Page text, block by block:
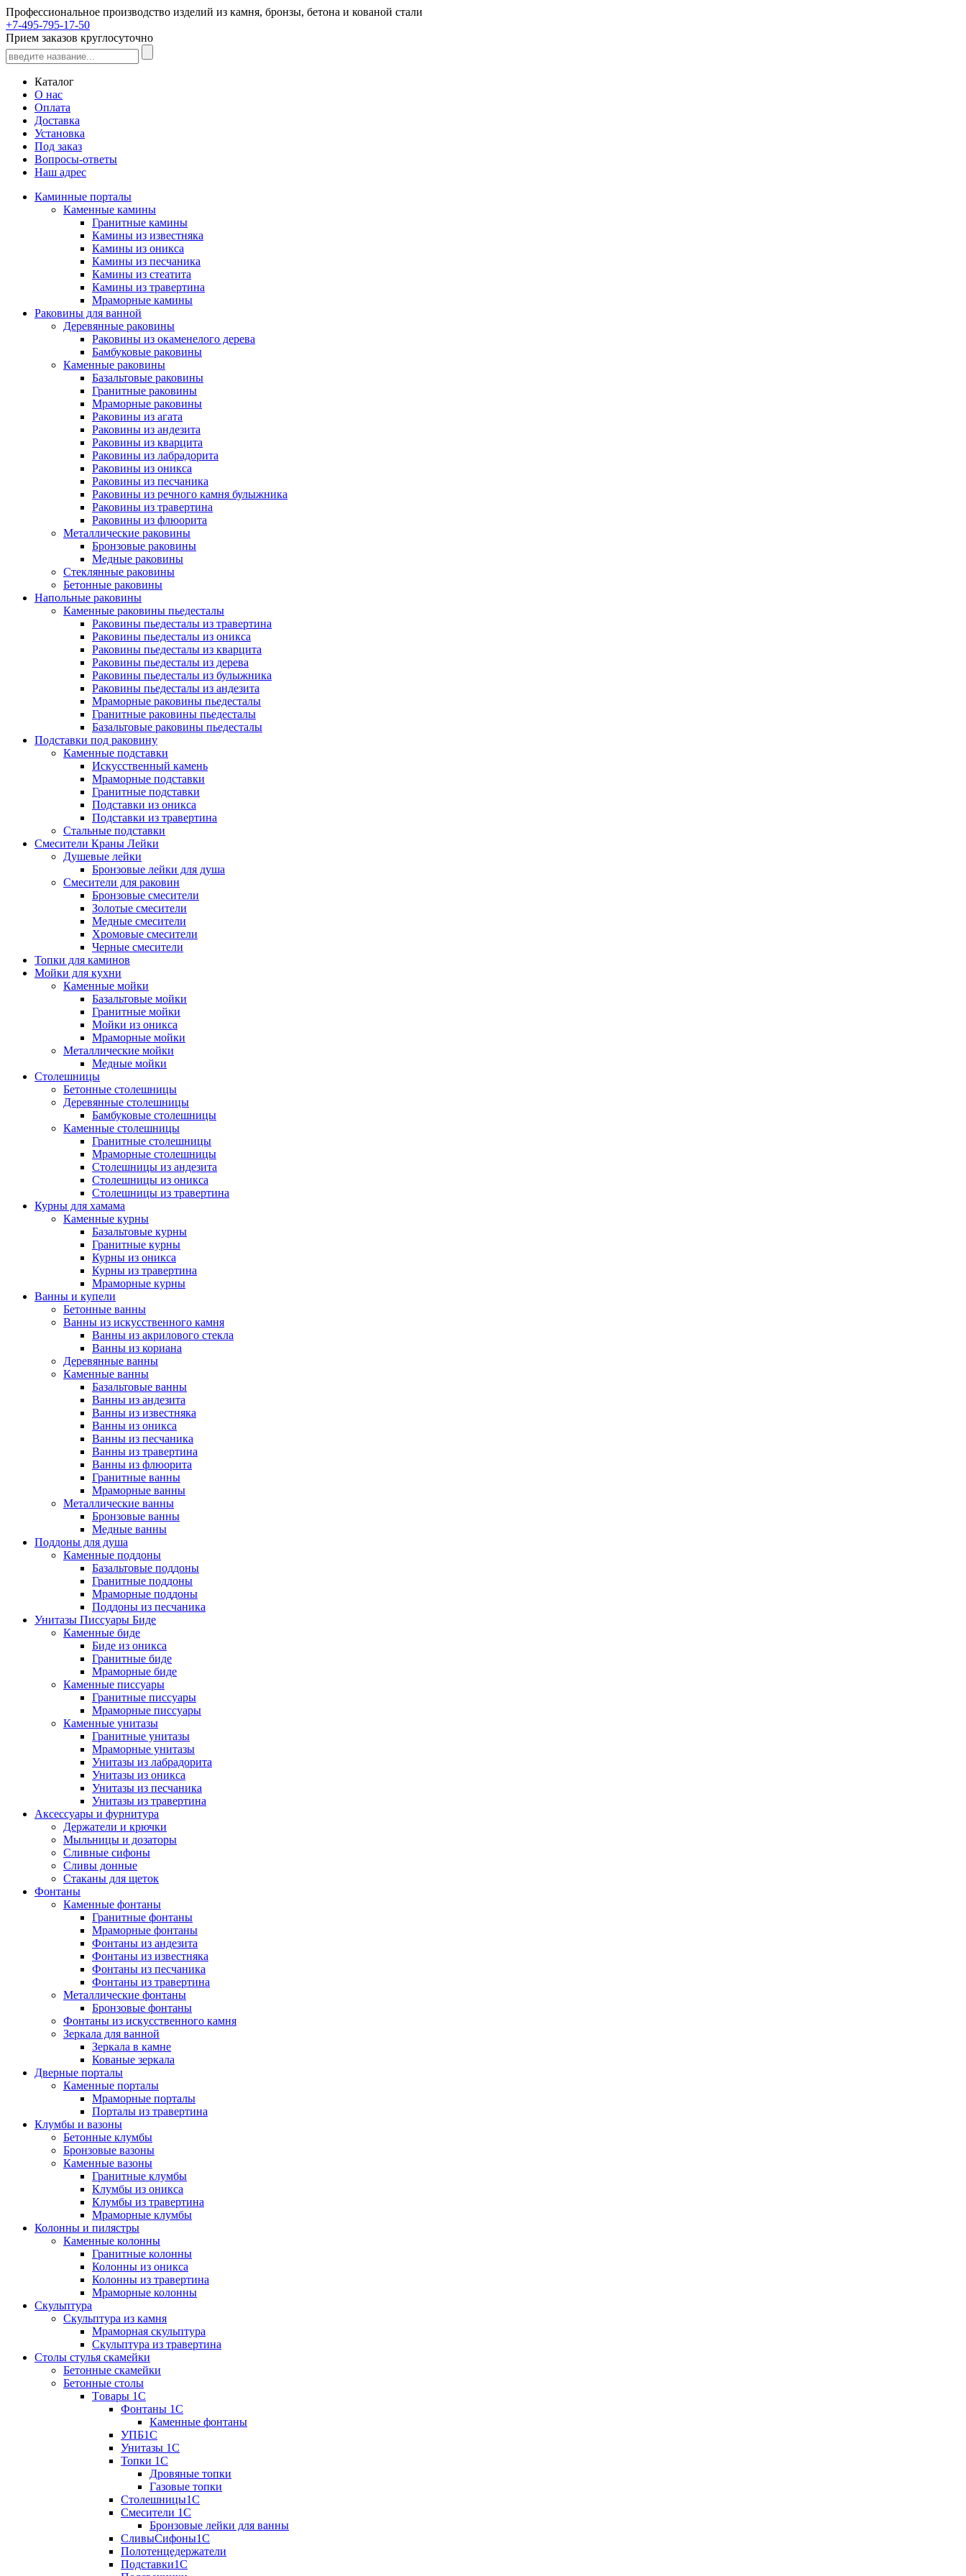
Профессиональное производство изделий из камня, бронзы, бетона и кованой стали
+7-495-795-17-50
Прием заказов круглосуточно
Каталог
О нас
Оплата
Доставка
Установка
Под заказ
Вопросы-ответы
Наш адрес
Каминные порталы
Каменные камины
Гранитные камины
Камины из известняка
Камины из оникса
Камины из песчаника
Камины из стеатита
Камины из травертина
Мраморные камины
Раковины для ванной
Деревянные раковины
Раковины из окаменелого дерева
Бамбуковые раковины
Каменные раковины
Базальтовые раковины
Гранитные раковины
Мраморные раковины
Раковины из агата
Раковины из андезита
Раковины из кварцита
Раковины из лабрадорита
Раковины из оникса
Раковины из песчаника
Раковины из речного камня булыжника
Раковины из травертина
Раковины из флюорита
Металлические раковины
Бронзовые раковины
Медные раковины
Стеклянные раковины
Бетонные раковины
Напольные раковины
Каменные раковины пьедесталы
Раковины пьедесталы из травертина
Раковины пьедесталы из оникса
Раковины пьедесталы из кварцита
Раковины пьедесталы из дерева
Раковины пьедесталы из булыжника
Раковины пьедесталы из андезита
Мраморные раковины пьедесталы
Гранитные раковины пьедесталы
Базальтовые раковины пьедесталы
Подставки под раковину
Каменные подставки
Искусственный камень
Мраморные подставки
Гранитные подставки
Подставки из оникса
Подставки из травертина
Стальные подставки
Смесители Краны Лейки
Душевые лейки
Бронзовые лейки для душа
Смесители для раковин
Бронзовые смесители
Золотые смесители
Медные смесители
Хромовые смесители
Черные смесители
Топки для каминов
Мойки для кухни
Каменные мойки
Базальтовые мойки
Гранитные мойки
Мойки из оникса
Мраморные мойки
Металлические мойки
Медные мойки
Столешницы
Бетонные столешницы
Деревянные столешницы
Бамбуковые столешницы
Каменные столешницы
Гранитные столешницы
Мраморные столешницы
Столешницы из андезита
Столешницы из оникса
Столешницы из травертина
Курны для хамама
Каменные курны
Базальтовые курны
Гранитные курны
Курны из оникса
Курны из травертина
Мраморные курны
Ванны и купели
Бетонные ванны
Ванны из искусственного камня
Ванны из акрилового стекла
Ванны из кориана
Деревянные ванны
Каменные ванны
Базальтовые ванны
Ванны из андезита
Ванны из известняка
Ванны из оникса
Ванны из песчаника
Ванны из травертина
Ванны из флюорита
Гранитные ванны
Мраморные ванны
Металлические ванны
Бронзовые ванны
Медные ванны
Поддоны для душа
Каменные поддоны
Базальтовые поддоны
Гранитные поддоны
Мраморные поддоны
Поддоны из песчаника
Унитазы Писсуары Биде
Каменные биде
Биде из оникса
Гранитные биде
Мраморные биде
Каменные писсуары
Гранитные писсуары
Мраморные писсуары
Каменные унитазы
Гранитные унитазы
Мраморные унитазы
Унитазы из лабрадорита
Унитазы из оникса
Унитазы из песчаника
Унитазы из травертина
Аксессуары и фурнитура
Держатели и крючки
Мыльницы и дозаторы
Сливные сифоны
Сливы донные
Стаканы для щеток
Фонтаны
Каменные фонтаны
Гранитные фонтаны
Мраморные фонтаны
Фонтаны из андезита
Фонтаны из известняка
Фонтаны из песчаника
Фонтаны из травертина
Металлические фонтаны
Бронзовые фонтаны
Фонтаны из искусственного камня
Зеркала для ванной
Зеркала в камне
Кованые зеркала
Дверные порталы
Каменные порталы
Мраморные порталы
Порталы из травертина
Клумбы и вазоны
Бетонные клумбы
Бронзовые вазоны
Каменные вазоны
Гранитные клумбы
Клумбы из оникса
Клумбы из травертина
Мраморные клумбы
Колонны и пилястры
Каменные колонны
Гранитные колонны
Колонны из оникса
Колонны из травертина
Мраморные колонны
Скульптура
Скульптура из камня
Мраморная скульптура
Скульптура из травертина
Столы стулья скамейки
Бетонные скамейки
Бетонные столы
Tовары 1C
Фонтаны 1C
Каменные фонтаны
УПБ1С
Унитазы 1С
Топки 1С
Дровяные топки
Газовые топки
Столешницы1С
Смесители 1С
Бронзовые лейки для ванны
СливыСифоны1С
Полотенцедержатели
Подставки1С